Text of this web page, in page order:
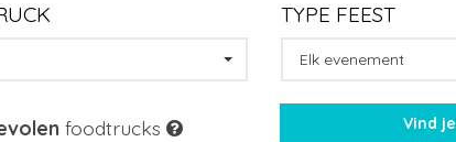
TYPE FEEST
Elk evenement
foodtrucks